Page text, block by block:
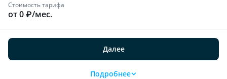
Стоимость тарифа
от 0 ₽/мес.
Далее
Подробнее